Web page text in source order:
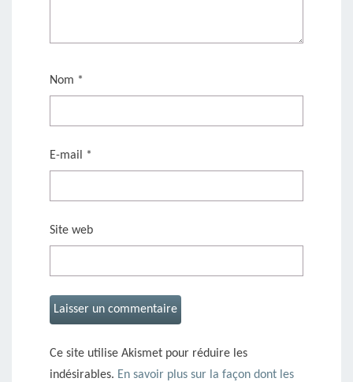
Nom *
E-mail *
Site web
Ce site utilise Akismet pour réduire les
indésirables. En savoir plus sur la façon dont les